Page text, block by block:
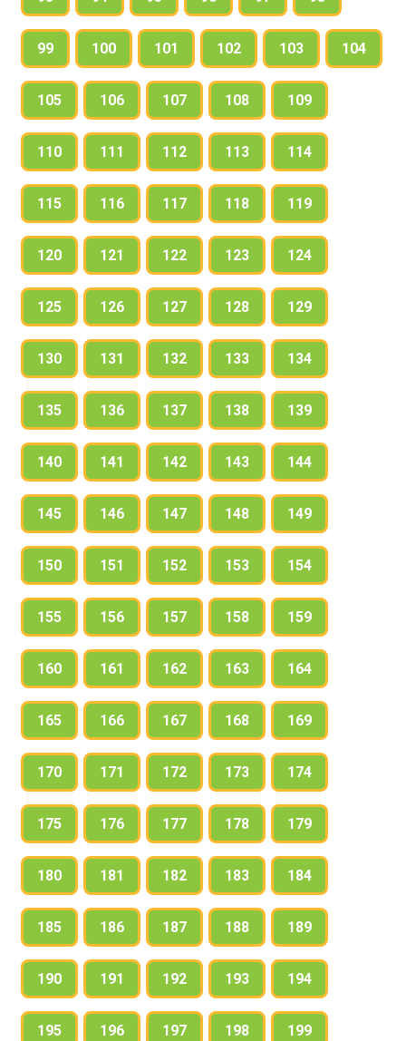
99 100 101 102 103 104
105 106 107 108 109
110 111 112 113 114
115 116 117 118 119
120 121 122 123 124
125 126 127 128 129
130 131 132 133 134
135 136 137 138 139
140 141 142 143 144
145 146 147 148 149
150 151 152 153 154
155 156 157 158 159
160 161 162 163 164
165 166 167 168 169
170 171 172 173 174
175 176 177 178 179
180 181 182 183 184
185 186 187 188 189
190 191 192 193 194
195 196 197 198 199